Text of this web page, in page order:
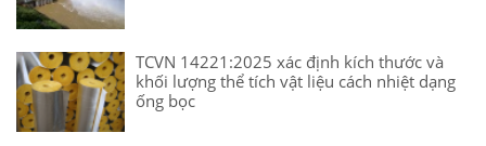
TCVN 14221:2025 xác định kích thước và
khối lượng thể tích vật liệu cách nhiệt dạng
ống bọc